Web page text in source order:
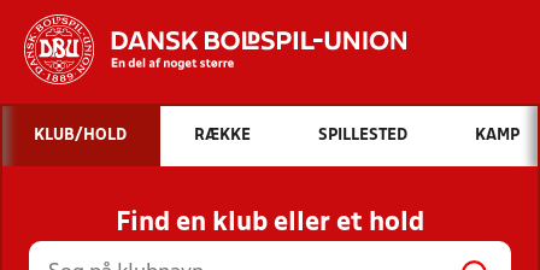
Hvad vil du søge efter?
INDHOLD OG NYHEDER
STILLINGER, RESULTATER, KLUBBER OG
HOLD
KLUB/HOLD RÆKKE SPILLESTED KAMP
Find en klub eller et hold